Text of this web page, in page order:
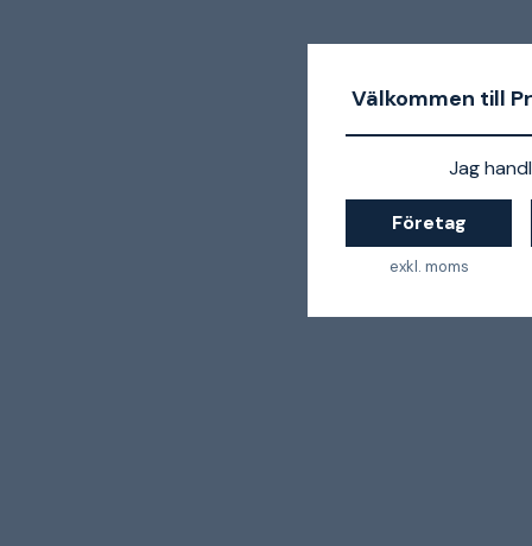
Välkommen till
Jag
Företag
exkl. moms